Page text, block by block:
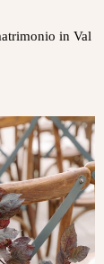
in Val